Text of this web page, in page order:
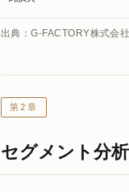
出典：G-FACTORY株式会
第2章
セグメント分析